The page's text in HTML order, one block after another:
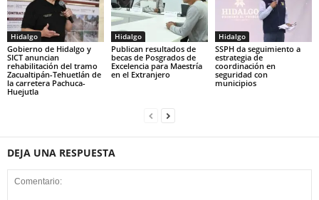
Hidalgo
Gobierno de Hidalgo y
SICT anuncian
rehabilitación del tramo
Zacualtipán-Tehuetlán de
la carretera Pachuca-
Huejutla
Hidalgo
Publican resultados de
becas de Posgrados de
Excelencia para Maestría
en el Extranjero
Hidalgo
SSPH da seguimiento a
estrategia de
coordinación en
seguridad con
municipios
DEJA UNA RESPUESTA